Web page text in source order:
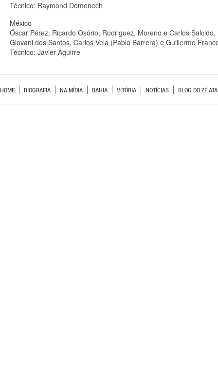
Técnico: Raymond Domenech
México
Óscar Pérez; Ricardo Osório, Rodriguez, Moreno e Carlos
Giovani dos Santos, Carlos Vela (Pablo Barrera) e Guillermo
Técnico: Javier Aguirre
HOME BIOGRAFIA NA MÍDIA BAHIA VITÓRIA NOTÍCIAS BLOG DO ZÉ